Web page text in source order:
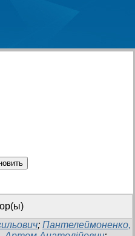
; Пантелеймоненко,